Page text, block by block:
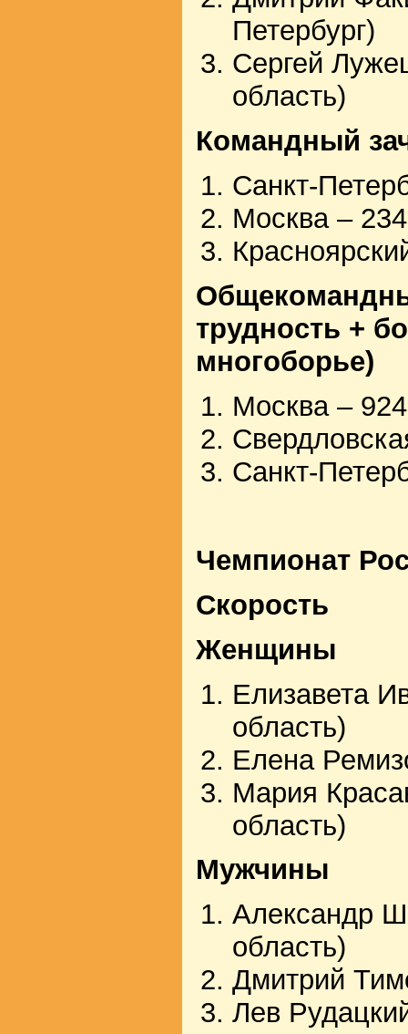
Петербург)
Сергей
область)
Командный
Санкт-
Москва –
трудность +
многоборье)
Москва –
Санкт-
Чемпионат
Скорость
Женщины
Елизавета
область)
Елена
Мария
область)
Мужчины
Александр
область)
Дмитрий
Лев